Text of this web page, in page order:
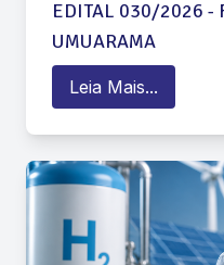
EDITAL 030/2026 -
UMUARAMA
Leia Mais...